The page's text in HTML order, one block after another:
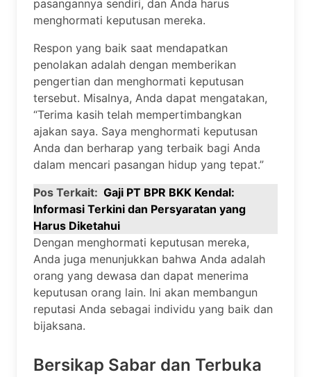
pasangannya sendiri, dan Anda harus
menghormati keputusan mereka.
Respon yang baik saat mendapatkan
penolakan adalah dengan memberikan
pengertian dan menghormati keputusan
tersebut. Misalnya, Anda dapat mengatakan,
“Terima kasih telah mempertimbangkan
ajakan saya. Saya menghormati keputusan
Anda dan berharap yang terbaik bagi Anda
dalam mencari pasangan hidup yang tepat.”
Pos Terkait: Gaji PT BPR BKK Kendal:
Informasi Terkini dan Persyaratan yang
Harus Diketahui
Dengan menghormati keputusan mereka,
Anda juga menunjukkan bahwa Anda adalah
orang yang dewasa dan dapat menerima
keputusan orang lain. Ini akan membangun
reputasi Anda sebagai individu yang baik dan
bijaksana.
Bersikap Sabar dan Terbuka